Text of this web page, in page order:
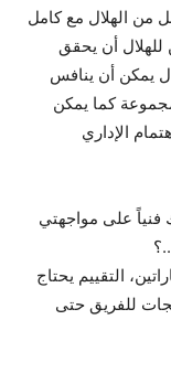
من الهلال مع كامل
مباريات ويمكن للهلال أن يحقق
يمكن أن ينافس
كما يمكن
الإداري
على مواجهتي
التقييم يحتاج
للفريق حتى